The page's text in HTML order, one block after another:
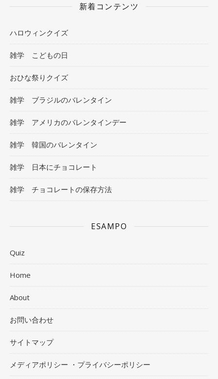
新着コンテンツ
ハロウィンクイズ
雑学 こどもの日
おひな祭りクイズ
雑学 ブラジルのバレンタイン
雑学 アメリカのバレンタインデー
雑学 韓国のバレンタイン
雑学 日本にチョコレート
雑学 チョコレートの保存方法
ESAMPO
Quiz
Home
About
お問い合わせ
サイトマップ
メディアポリシー ・プライバシーポリシー